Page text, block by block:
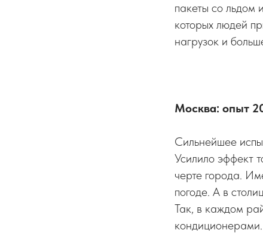
пакеты со льдом
которых людей
нагрузок и
Москва: опыт
Сильнейшее
Усилило эффект
черте города.
погоде. А в
Так, в каждом